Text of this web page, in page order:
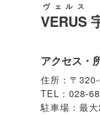
VERUS
ヴェルス
アクセス・
住所：〒
TEL：028-
駐車場：最